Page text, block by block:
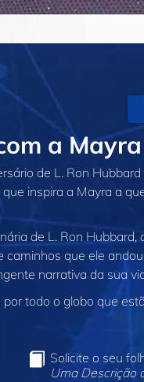
a
de L. Ron Hubbard
inspira a Mayra a
de L. Ron Hubbard,
que ele
narrativa da sua
todo o globo que
Solicite o seu
Uma Descrição